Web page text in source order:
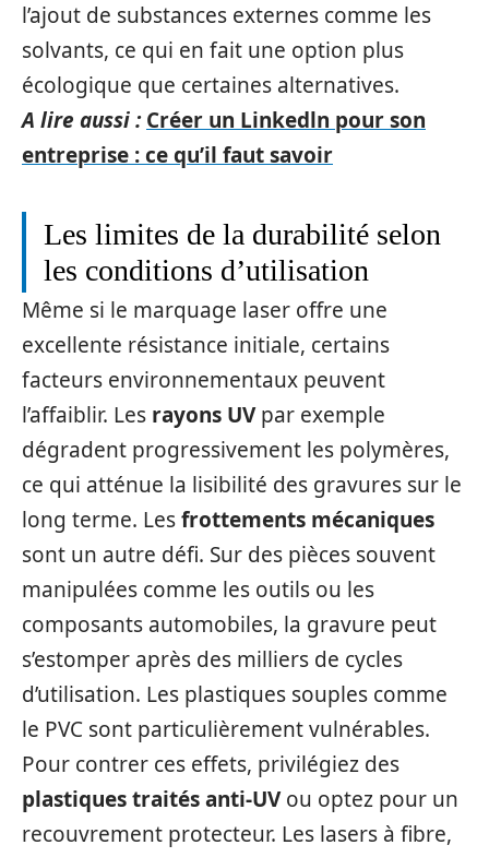
l’ajout de substances externes comme les
solvants, ce qui en fait une option plus
écologique que certaines alternatives.
A lire aussi : Créer un Linkedln pour son
entreprise : ce qu’il faut savoir
Les limites de la durabilité selon
les conditions d’utilisation
Même si le marquage laser offre une
excellente résistance initiale, certains
facteurs environnementaux peuvent
l’affaiblir. Les rayons UVpar exemple
dégradent progressivement les polymères,
ce qui atténue la lisibilité des gravures sur le
long terme. Lesfrottements mécaniques
sont un autre défi. Sur des pièces souvent
manipulées comme les outils ou les
composants automobiles, la gravure peut
s’estomper après des milliers de cycles
d’utilisation. Les plastiques souples comme
le PVC sont particulièrement vulnérables.
Pour contrer ces effets, privilégiez des
plastiques traités anti-UVou optez pour un
recouvrement protecteur. Les lasers à fibre,